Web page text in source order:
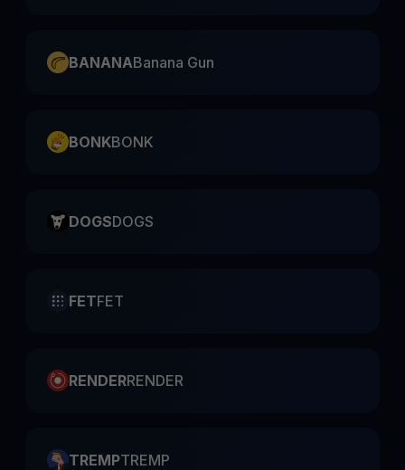
BANANABanana Gun
BONKBONK
DOGSDOGS
FETFET
RENDERRENDER
TREMPTREMP